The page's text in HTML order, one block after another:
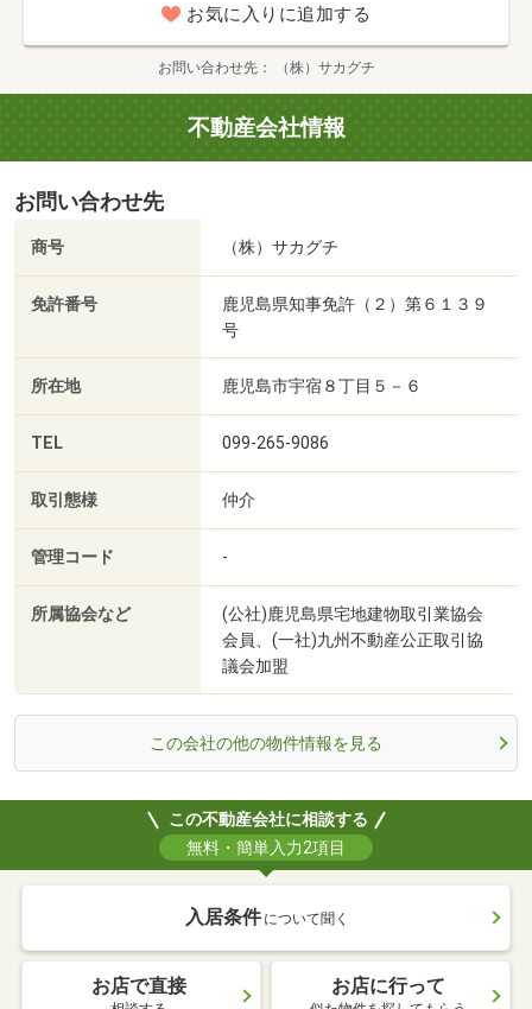
お気に入りに追加する
お問い合わせ先 （株）サカグチ
不動産会社情報
お問い合わせ先
商号 （株）サカグチ
免許番号
鹿児島県知事免許（２）第６１３９
号
所在地 鹿児島市宇宿８丁目５－６
TEL 099-265-9086
取引態様 仲介
管理コード -
所属協会など
(公社)鹿児島県宅地建物取引業協会
会員、(一社)九州不動産公正取引協
議会加盟
この会社の他の物件情報を見る
この不動産会社に相談する
無料・簡単入力2項目
入居条件 について聞く
お店で直接 お店に行って